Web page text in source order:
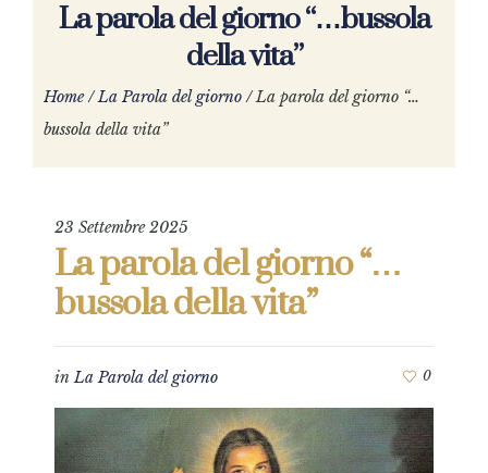
La parola del giorno “…bussola
della vita”
Home /La Parola del giorno /La parola del giorno “…
bussola della vita”
23 Settembre 2025
La parola del giorno “…
bussola della vita”
inLa Parola del giorno 0